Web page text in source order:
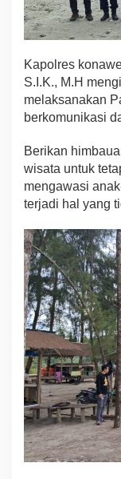
Kapolres
S.I.K., M.H
melaksanakan
berkomunikasi
Berikan
wisata untuk
mengawasi
terjadi hal yang